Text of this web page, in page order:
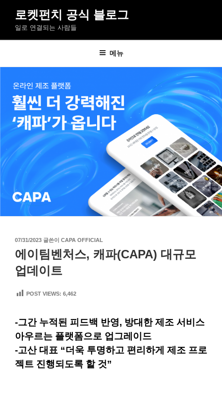
로
로켓펀치 공식 블로그
일로 연결되는 사람들
메뉴
작
일
자
07/31/2023 글쓴이 CAPA OFFICIAL
에이팀벤처스, 캐파(CAPA) 대규모
업데이트
POST VIEWS: 6,462
-그간 누적된 피드백 반영, 방대한 제조 서비스
아우르는 플랫폼으로 업그레이드
-고산 대표 “더욱 투명하고 편리하게 제조 프로
젝트 진행되도록 할 것”